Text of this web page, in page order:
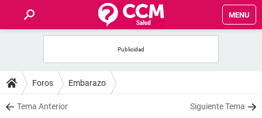
MENU
FOROS
SALUD
Foros Embarazo
Tema Anterior Siguiente Tema